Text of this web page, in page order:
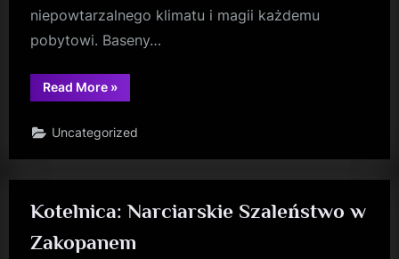
niepowtarzalnego klimatu i magii każdemu
pobytowi. Baseny…
Read More“Termy
Podhalańskie:
w
Zakątku”
»
Uncategorized
Kotelnica: Narciarskie Szaleństwo w
Zakopanem